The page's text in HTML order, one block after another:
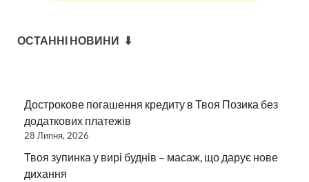
ОСТАННІ НОВИНИ ⬇
Дострокове погашення кредиту в Твоя Позика без
додаткових платежів
28 Липня, 2026
Твоя зупинка у вирі буднів – масаж, що дарує нове
дихання